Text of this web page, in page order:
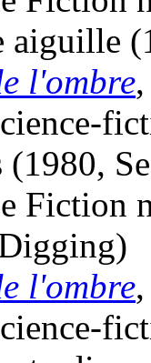
aiguille
l'ombre
(1980,
Fiction
l'ombre